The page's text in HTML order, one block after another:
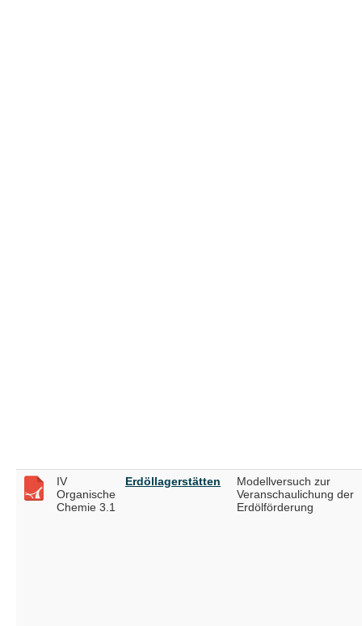
IV
Organische
Chemie 3.1
Erdöllagerstätten
Modellversuch zur
Veranschaulichung der
Erdölförderung